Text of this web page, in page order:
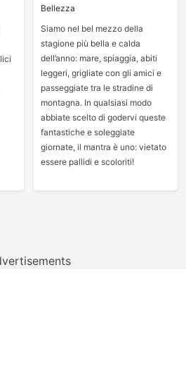
Bellezza
Siamo nel bel mezzo della
stagione più bella e calda
dell’anno: mare, spiaggia, abiti
leggeri, grigliate con gli amici e
passeggiate tra le stradine di
montagna. In qualsiasi modo
abbiate scelto di godervi queste
fantastiche e soleggiate
giornate, il mantra è uno: vietato
essere pallidi e scoloriti!